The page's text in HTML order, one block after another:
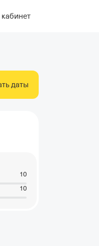
даты
10
10